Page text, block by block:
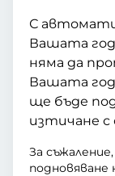
С
Вашата
няма да
Вашата
ще бъде
изтичане с
За